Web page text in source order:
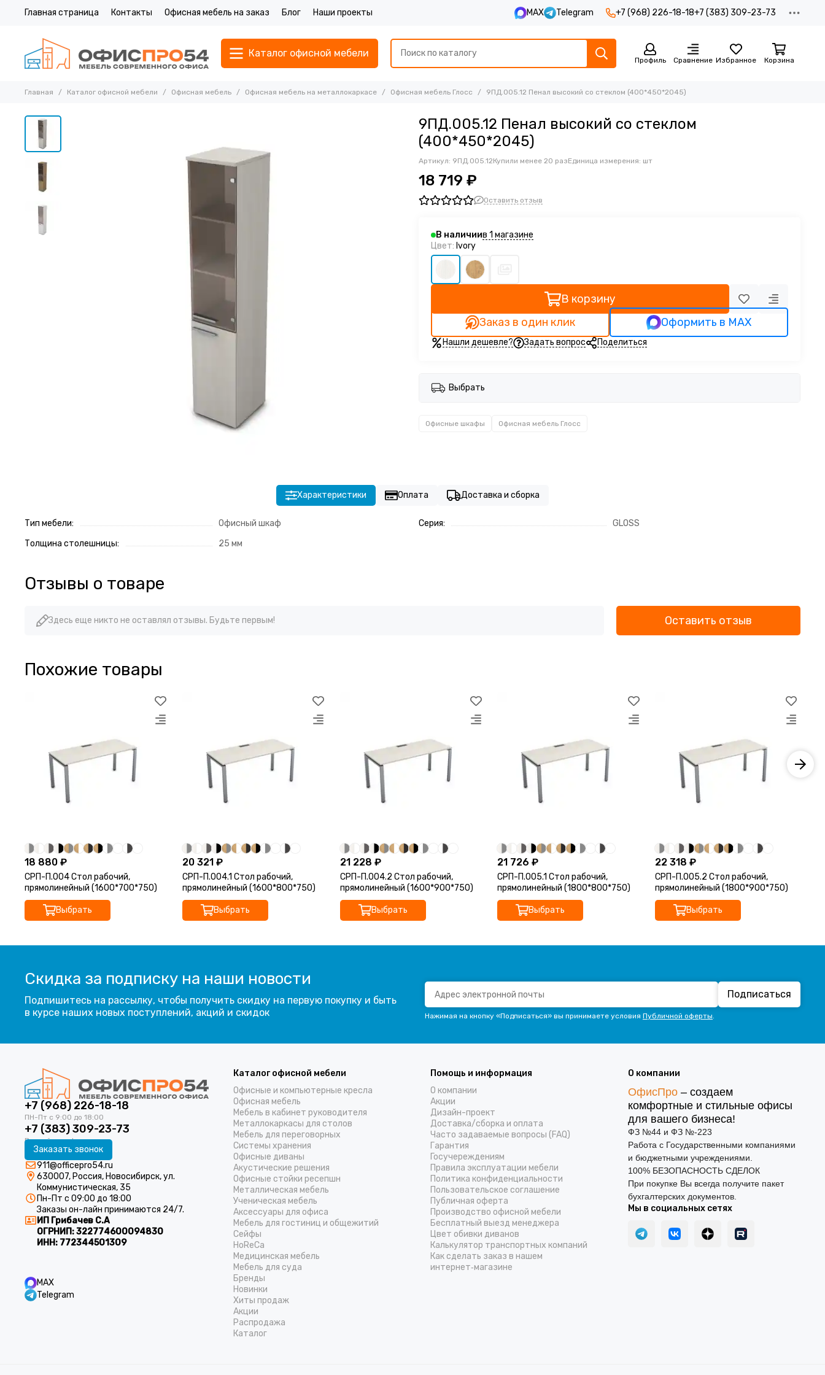
Главная страница Контакты Офисная мебель на заказ Блог Наши проекты MAX Telegram +7 (968) 226-18-18+7 (383) 309-23-73
Каталог офисной мебели
Профиль Сравнение Избранное Корзина
Главная Каталог офисной мебели Офисная мебель Офисная мебель на металлокаркасе Офисная мебель Глосс 9ПД.005.12 Пенал высокий со стеклом (400*450*2045)
9ПД.005.12 Пенал высокий со стеклом
(400*450*2045)
Артикул: 9ПД.005.12Купили менее 20 разЕдиница измерения: шт
18 719 ₽
Оставить отзыв
В наличиив 1 магазине
Цвет: Ivory
В корзину
Заказ в один клик
Оформить в MAX
Нашли дешевле? Задать вопрос Поделиться
Выбрать
Офисные шкафы Офисная мебель Глосс
Характеристики Оплата Доставка и сборка
Тип мебели:
Офисный шкаф
Толщина столешницы:
25 мм
Серия: GLOSS
Отзывы о товаре
Здесь еще никто не оставлял отзывы. Будьте первым! Оставить отзыв
Похожие товары
18 880 ₽
СРП-П.004 Стол рабочий,
прямолинейный (1600*700*750)
Выбрать
20 321 ₽
СРП-П.004.1 Стол рабочий,
прямолинейный (1600*800*750)
Выбрать
21 228 ₽
СРП-П.004.2 Стол рабочий,
прямолинейный (1600*900*750)
Выбрать
21 726 ₽
СРП-П.005.1 Стол рабочий,
прямолинейный (1800*800*750)
Выбрать
22 318 ₽
СРП-П.005.2 Стол рабочий,
прямолинейный (1800*900*750)
Выбрать
Скидка за подписку на наши новости
Подпишитесь на рассылку, чтобы получить скидку на первую покупку и быть
в курсе наших новых поступлений, акций и скидок
Подписаться
Нажимая на кнопку «Подписаться» вы принимаете условия Публичной оферты.
+7 (968) 226-18-18
+7 (383) 309-23-73
Заказать звонок
911@officepro54.ru
630007, Россия, Новосибирск, ул.
Коммунистическая, 35
Пн-Пт с 09:00 до 18:00
Заказы он-лайн принимаются 24/7.
ИП Грибачев С.А
ОГРНИП:322774600094830
ИНН: 772344501309
MAX
Telegram
Каталог офисной мебели
Офисные и компьютерные кресла
Офисная мебель
Мебель в кабинет руководителя
Металлокаркасы для столов
Мебель для переговорных
Системы хранения
Офисные диваны
Акустические решения
Офисные стойки ресепшн
Металлическая мебель
Ученическая мебель
Аксессуары для офиса
Мебель для гостиниц и общежитий
Cейфы
HoReCa
Медицинская мебель
Мебель для суда
Бренды
Новинки
Хиты продаж
Акции
Распродажа
Каталог
Помощь и информация
О компании
Акции
Дизайн-проект
Доставка/cборка и оплата
Часто задаваемые вопросы (FAQ)
Гарантия
Госучереждениям
Правила эксплуатации мебели
Политика конфиденциальности
Пользовательское соглашение
Публичная оферта
Производство офисной мебели
Бесплатный выезд менеджера
Цвет обивки диванов
Калькулятор транспортных компаний
Как сделать заказ в нашем
интернет‑магазине
О компании
ОфисПро– создаем
комфортные и стильные офисы
для вашего бизнеса!
ФЗ №44 и ФЗ №-223
Работа с Государственными компаниями
и бюджетными учреждениями.
100% БЕЗОПАСНОСТЬ СДЕЛОК
При покупке Вы всегда получите пакет
бухгалтерских документов.
Мы в социальных сетях